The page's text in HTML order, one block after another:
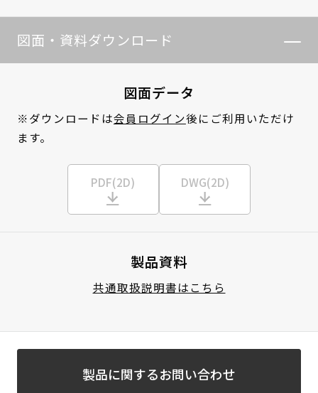
図面・資料ダウンロード
図面データ
※ダウンロードは会員ログイン後にご利用いただけ
ます。
PDF(2D) DWG(2D)
製品資料
共通取扱説明書はこちら
製品に関するお問い合わせ